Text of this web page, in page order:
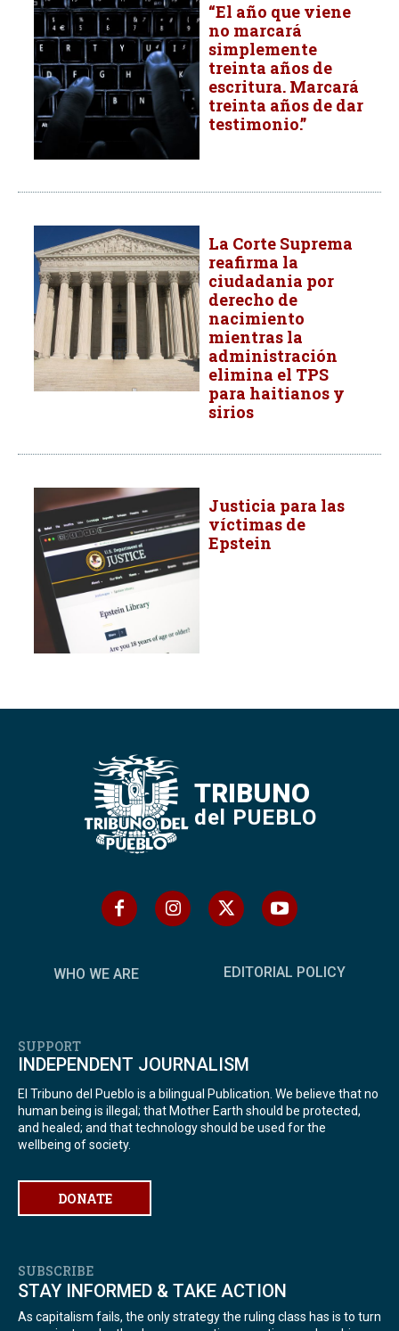
“El año que viene
no marcará
simplemente
treinta años de
escritura. Marcará
treinta años de dar
testimonio.”
La Corte Suprema
reafirma la
ciudadania por
derecho de
nacimiento
mientras la
administración
elimina el TPS
para haitianos y
sirios
Justicia para las
víctimas de
Epstein
TRIBUNO
del PUEBLO
WHO WE ARE EDITORIAL POLICY
SUPPORT
INDEPENDENT JOURNALISM
El Tribuno del Pueblo is a bilingual Publication. We believe that no
human being is illegal; that Mother Earth should be protected,
and healed; and that technology should be used for the
wellbeing of society.
DONATE
SUBSCRIBE
STAY INFORMED & TAKE ACTION
As capitalism fails, the only strategy the ruling class has is to turn